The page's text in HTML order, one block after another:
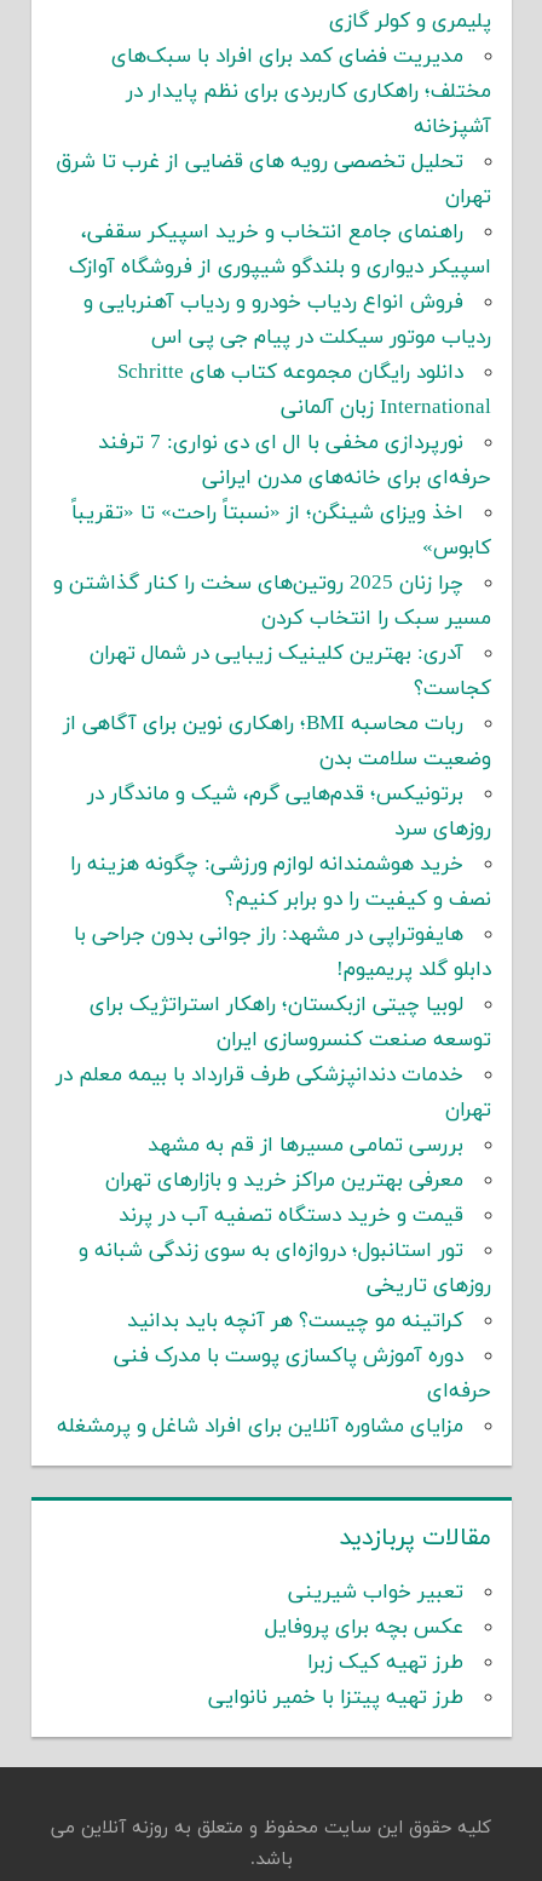
پلیمری و کولر گازی
مدیریت فضای کمد برای افراد با سبک‌های
مختلف؛ راهکاری کاربردی برای نظم پایدار در
آشپزخانه
تحلیل تخصصی رویه های قضایی از غرب تا شرق
تهران
راهنمای جامع انتخاب و خرید اسپیکر سقفی،
اسپیکر دیواری و بلندگو شیپوری از فروشگاه آوازک
فروش انواع ردیاب خودرو و ردیاب آهنربایی و
ردیاب موتور سیکلت در پیام جی پی اس
دانلود رایگان مجموعه کتاب های Schritte
International زبان آلمانی
نورپردازی مخفی با ال ای دی نواری: 7 ترفند
حرفه‌ای برای خانه‌های مدرن ایرانی
اخذ ویزای شینگن؛ از «نسبتاً راحت» تا «تقریباً
کابوس»
چرا زنان 2025 روتین‌های سخت را کنار گذاشتن و
مسیر سبک را انتخاب کردن
آدری: بهترین کلینیک زیبایی در شمال تهران
کجاست؟
ربات محاسبه BMI؛ راهکاری نوین برای آگاهی از
وضعیت سلامت بدن
برتونیکس؛ قدم‌هایی گرم، شیک و ماندگار در
روزهای سرد
خرید هوشمندانه لوازم ورزشی: چگونه هزینه را
نصف و کیفیت را دو برابر کنیم؟
هایفوتراپی در مشهد: راز جوانی بدون جراحی با
دابلو گلد پریمیوم!
لوبیا چیتی ازبکستان؛ راهکار استراتژیک برای
توسعه صنعت کنسروسازی ایران
خدمات دندانپزشکی طرف قرارداد با بیمه معلم در
تهران
بررسی تمامی مسیرها از قم به مشهد
معرفی بهترین مراکز خرید و بازارهای تهران
قیمت و خرید دستگاه تصفیه آب در پرند
تور استانبول؛ دروازه‌ای به سوی زندگی شبانه و
روزهای تاریخی
کراتینه مو چیست؟ هر آنچه باید بدانید
دوره آموزش پاکسازی پوست با مدرک فنی
حرفه‌ای
مزایای مشاوره آنلاین برای افراد شاغل و پرمشغله
مقالات پربازدید
تعبیر خواب شیرینی
عکس بچه برای پروفایل
طرز تهیه کیک زبرا
طرز تهیه پیتزا با خمیر نانوایی
کلیه حقوق این سایت محفوظ و متعلق به روزنه آنلاین می
باشد.